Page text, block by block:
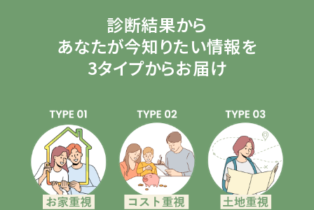
診断結果から
あなたが今知りたい情報を
3タイプからお届け